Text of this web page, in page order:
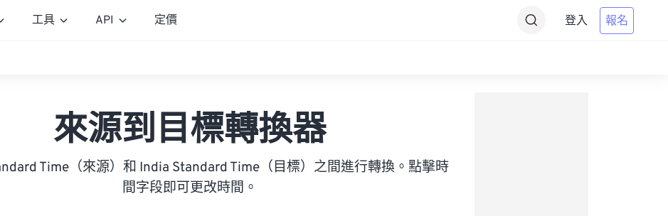
工具 API 定價 登入 報名
來源到目標轉換器
Time（來源）和 India Standard Time（目標）之間進行轉換。點擊時
間字段即可更改時間。